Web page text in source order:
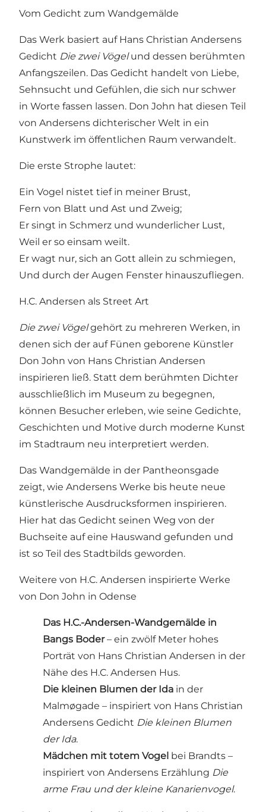
Vom Gedicht zum Wandgemälde
Das Werk basiert auf Hans Christian Andersens
Gedicht Die zwei Vögelund dessen berühmten
Anfangszeilen. Das Gedicht handelt von Liebe,
Sehnsucht und Gefühlen, die sich nur schwer
in Worte fassen lassen. Don John hat diesen Teil
von Andersens dichterischer Welt in ein
Kunstwerk im öffentlichen Raum verwandelt.
Die erste Strophe lautet:
Ein Vogel nistet tief in meiner Brust,
Fern von Blatt und Ast und Zweig;
Er singt in Schmerz und wunderlicher Lust,
Weil er so einsam weilt.
Er wagt nur, sich an Gott allein zu schmiegen,
Und durch der Augen Fenster hinauszufliegen.
H.C. Andersen als Street Art
Die zwei Vögelgehört zu mehreren Werken, in
denen sich der auf Fünen geborene Künstler
Don John von Hans Christian Andersen
inspirieren ließ. Statt dem berühmten Dichter
ausschließlich im Museum zu begegnen,
können Besucher erleben, wie seine Gedichte,
Geschichten und Motive durch moderne Kunst
im Stadtraum neu interpretiert werden.
Das Wandgemälde in der Pantheonsgade
zeigt, wie Andersens Werke bis heute neue
künstlerische Ausdrucksformen inspirieren.
Hier hat das Gedicht seinen Weg von der
Buchseite auf eine Hauswand gefunden und
ist so Teil des Stadtbilds geworden.
Weitere von H.C. Andersen inspirierte Werke
von Don John in Odense
Das H.C.-Andersen-Wandgemälde in
Bangs Boder– ein zwölf Meter hohes
Porträt von Hans Christian Andersen in der
Nähe des H.C. Andersen Hus.
Die kleinen Blumen der Ida in der
Malmøgade – inspiriert von Hans Christian
Andersens Gedicht Die kleinen Blumen
der Ida.
Mädchen mit totem Vogel bei Brandts –
inspiriert von Andersens Erzählung Die
arme Frau und der kleine Kanarienvogel.